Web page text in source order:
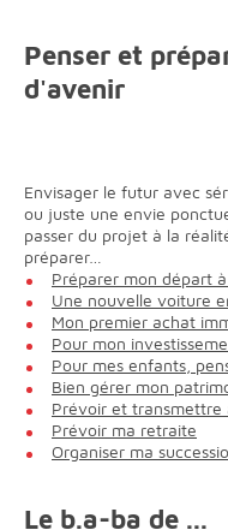
Penser et
d'avenir
Envisager le futur avec
ou juste une envie
passer du projet à la
préparer…
Préparer mon départ
Une nouvelle voiture
Mon premier achat
Pour mon
Pour mes enfants,
Bien gérer mon
Prévoir et transmettre
Prévoir ma retraite
Organiser ma
Le b.a-ba de ...